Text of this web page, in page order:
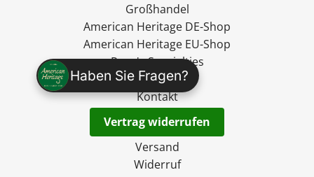
Haben Sie Fragen?
Großhandel
American Heritage DE-Shop
American Heritage EU-Shop
Ryan's Specialties
madevegan
Kontakt
Vertrag widerrufen
Versand
Widerruf